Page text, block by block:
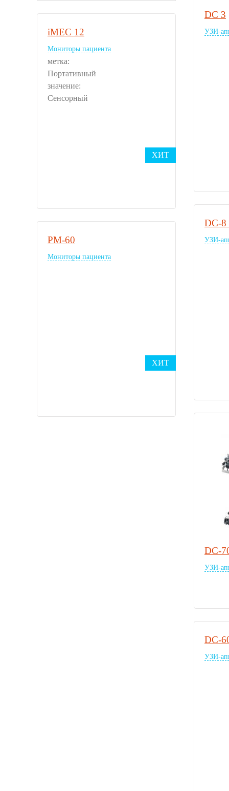
iMEC 12
ХИТ
Мониторы пациента
метка:
Портативный
значение:
Сенсорный
PM-60
ХИТ
Мониторы пациента
DC 3
УЗИ-
DC-8
УЗИ-
DC-
УЗИ-
DC-
УЗИ-